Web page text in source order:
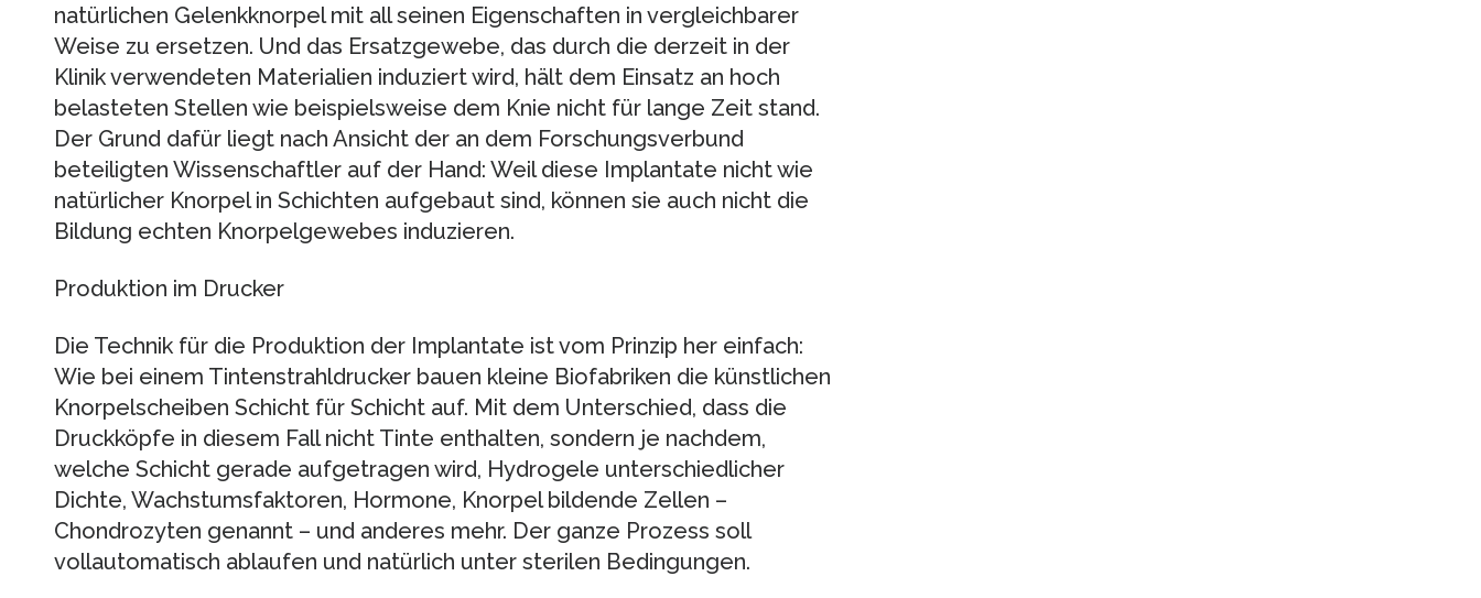
natürlichen Gelenkknorpel mit all seinen Eigenschaften in vergleichbarer
Weise zu ersetzen. Und das Ersatzgewebe, das durch die derzeit in der
Klinik verwendeten Materialien induziert wird, hält dem Einsatz an hoch
belasteten Stellen wie beispielsweise dem Knie nicht für lange Zeit stand.
Der Grund dafür liegt nach Ansicht der an dem Forschungsverbund
beteiligten Wissenschaftler auf der Hand: Weil diese Implantate nicht wie
natürlicher Knorpel in Schichten aufgebaut sind, können sie auch nicht die
Bildung echten Knorpelgewebes induzieren.
Produktion im Drucker
Die Technik für die Produktion der Implantate ist vom Prinzip her einfach:
Wie bei einem Tintenstrahldrucker bauen kleine Biofabriken die künstlichen
Knorpelscheiben Schicht für Schicht auf. Mit dem Unterschied, dass die
Druckköpfe in diesem Fall nicht Tinte enthalten, sondern je nachdem,
welche Schicht gerade aufgetragen wird, Hydrogele unterschiedlicher
Dichte, Wachstumsfaktoren, Hormone, Knorpel bildende Zellen –
Chondrozyten genannt – und anderes mehr. Der ganze Prozess soll
vollautomatisch ablaufen und natürlich unter sterilen Bedingungen.